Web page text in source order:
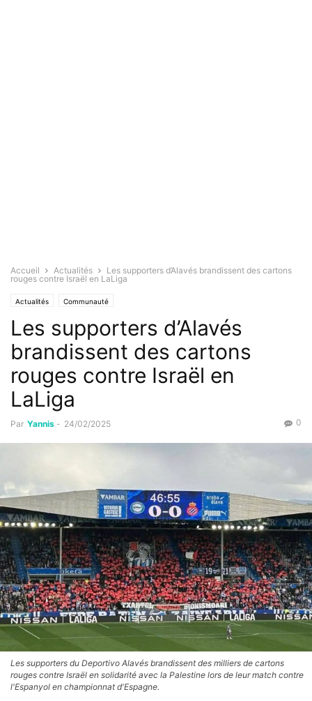
Accueil Actualités
Les supporters d’Alavés brandissent des cartons
rouges contre Israël en LaLiga
Actualités Communauté
Les supporters d’Alavés
brandissent des cartons
rouges contre Israël en
LaLiga
Par Yannis - 24/02/2025 0
Les supporters du Deportivo Alavés brandissent des milliers de cartons
rouges contre Israël en solidarité avec la Palestine lors de leur match contre
l'Espanyol en championnat d'Espagne.